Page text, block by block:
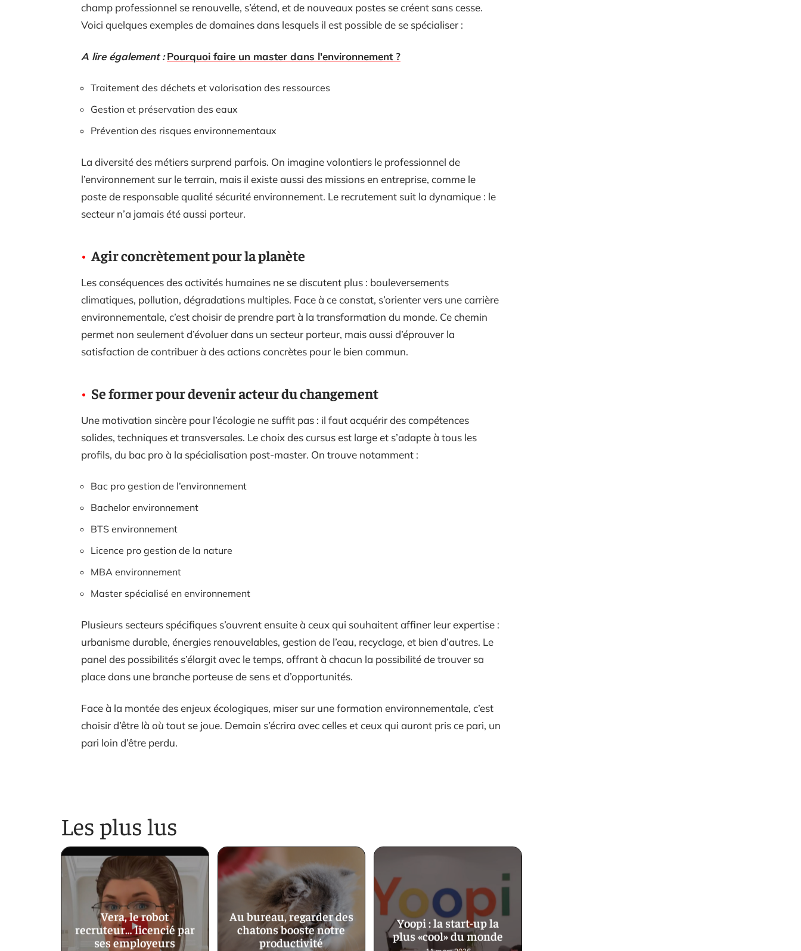
champ professionnel se renouvelle, s’étend, et de nouveaux postes se créent sans cesse.
Voici quelques exemples de domaines dans lesquels il est possible de se spécialiser :
A lire également : Pourquoi faire un master dans l'environnement ?
Traitement des déchets et valorisation des ressources
Gestion et préservation des eaux
Prévention des risques environnementaux
La diversité des métiers surprend parfois. On imagine volontiers le professionnel de
l’environnement sur le terrain, mais il existe aussi des missions en entreprise, comme le
poste de responsable qualité sécurité environnement. Le recrutement suit la dynamique : le
secteur n’a jamais été aussi porteur.
Agir concrètement pour la planète
Les conséquences des activités humaines ne se discutent plus : bouleversements
climatiques, pollution, dégradations multiples. Face à ce constat, s’orienter vers une carrière
environnementale, c’est choisir de prendre part à la transformation du monde. Ce chemin
permet non seulement d’évoluer dans un secteur porteur, mais aussi d’éprouver la
satisfaction de contribuer à des actions concrètes pour le bien commun.
Se former pour devenir acteur du changement
Une motivation sincère pour l’écologie ne suffit pas : il faut acquérir des compétences
solides, techniques et transversales. Le choix des cursus est large et s’adapte à tous les
profils, du bac pro à la spécialisation post-master. On trouve notamment :
Bac pro gestion de l’environnement
Bachelor environnement
BTS environnement
Licence pro gestion de la nature
MBA environnement
Master spécialisé en environnement
Plusieurs secteurs spécifiques s’ouvrent ensuite à ceux qui souhaitent affiner leur expertise :
urbanisme durable, énergies renouvelables, gestion de l’eau, recyclage, et bien d’autres. Le
panel des possibilités s’élargit avec le temps, offrant à chacun la possibilité de trouver sa
place dans une branche porteuse de sens et d’opportunités.
Face à la montée des enjeux écologiques, miser sur une formation environnementale, c’est
choisir d’être là où tout se joue. Demain s’écrira avec celles et ceux qui auront pris ce pari, un
pari loin d’être perdu.
Les plus lus
Vera, le robot
recruteur… licencié par
ses employeurs
Au bureau, regarder des
chatons booste notre
productivité
Yoopi : la start-up la
plus «cool» du monde